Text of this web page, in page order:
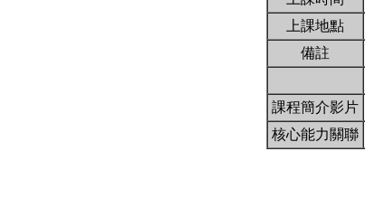
上課地點
備註
課程簡介影片
核心能力關聯